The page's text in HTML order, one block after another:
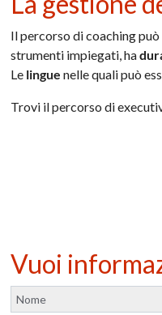
Il percorso di coaching
strumenti impiegati, ha
Le lingue nelle quali può
Trovi il percorso di
Vuoi